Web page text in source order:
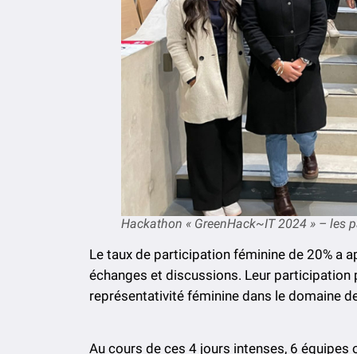
Hackathon « GreenHack~IT 2024 » – les
Le taux de participation féminine de 20% a
échanges et discussions. Leur participation
représentativité féminine dans le domaine
Au cours de ces 4 jours intenses, 6